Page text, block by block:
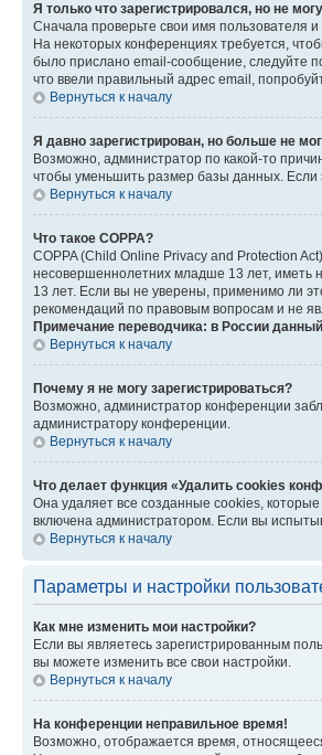
Я только что зарегистрировался, но не
Сначала проверьте свои имя пользователя
На некоторых конференциях требуется,
было прислано email-сообщение, следуйте
что ввели правильный адрес email,
Вернуться к началу
Я давно зарегистрирован, но больше не
Возможно, администратор по какой-то
чтобы уменьшить размер базы данных. Если
Вернуться к началу
Что такое COPPA?
COPPA (Child Online Privacy and Protection
несовершеннолетних младше 13 лет, иметь
13 лет. Если вы не уверены, применимо ли
рекомендаций по правовым вопросам и не
Примечание переводчика: в России
Вернуться к началу
Почему я не могу зарегистрироваться?
Возможно, администратор конференции
администратору конференции.
Вернуться к началу
Что делает функция «Удалить cookies
Она удаляет все созданные cookies,
включена администратором. Если вы
Вернуться к началу
Параметры и настройки
Как мне изменить мои настройки?
Если вы являетесь зарегистрированным
вы можете изменить все свои настройки.
Вернуться к началу
На конференции неправильное время!
Возможно, отображается время,